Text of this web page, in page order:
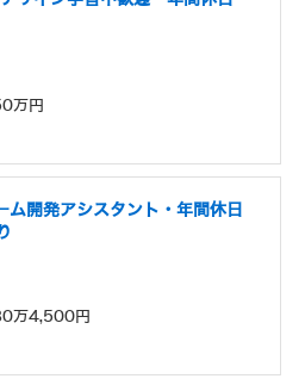
万円
ム開発アシスタント・年間休日
万4,500円